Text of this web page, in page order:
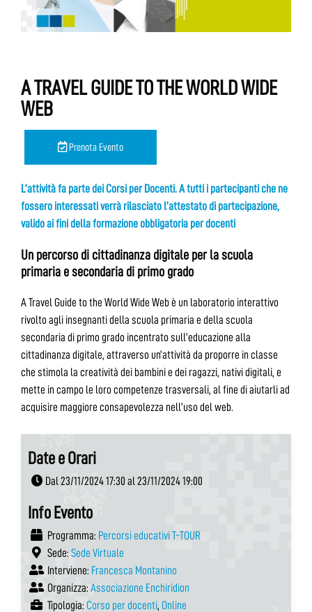
A TRAVEL GUIDE TO THE WORLD WIDE
WEB
Prenota Evento
L’attività fa parte dei Corsi per Docenti. A tutti i partecipanti che ne
fossero interessati verrà rilasciato l’attestato di partecipazione,
valido ai fini della formazione obbligatoria per docenti
Un percorso di cittadinanza digitale per la scuola
primaria e secondaria di primo grado
A Travel Guide to the World Wide Web è un laboratorio interattivo
rivolto agli insegnanti della scuola primaria e della scuola
secondaria di primo grado incentrato sull’educazione alla
cittadinanza digitale, attraverso un’attività da proporre in classe
che stimola la creatività dei bambini e dei ragazzi, nativi digitali, e
mette in campo le loro competenze trasversali, al fine di aiutarli ad
acquisire maggiore consapevolezza nell’uso del web.
Date e Orari
Dal 23/11/2024 17:30 al 23/11/2024 19:00
Info Evento
Programma: Percorsi educativi T-TOUR
Sede: Sede Virtuale
Interviene: Francesca Montanino
Organizza: Associazione Enchiridion
Tipologia: Corso per docenti, Online